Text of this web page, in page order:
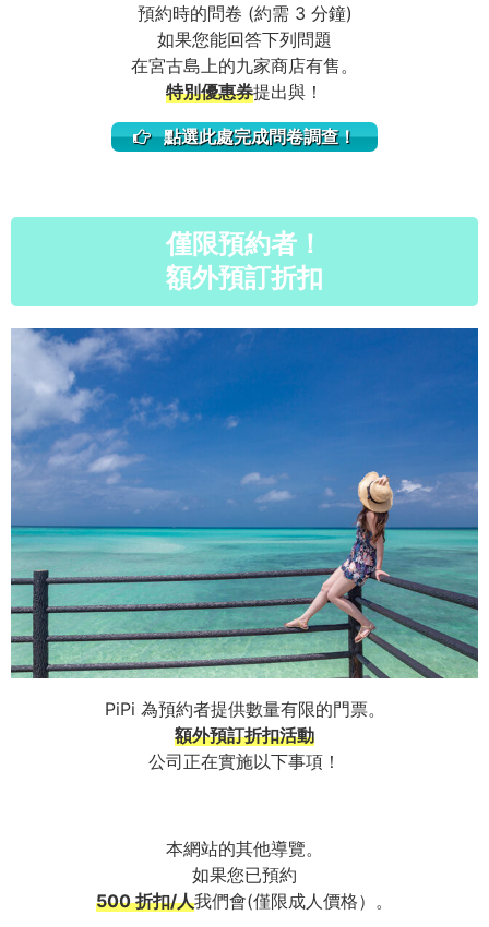
預約時的問卷 (約需 3 分鐘)
如果您能回答下列問題
在宮古島上的九家商店有售。
特別優惠券提出與！
點選此處完成問卷調查！
僅限預約者！
額外預訂折扣
PiPi 為預約者提供數量有限的門票。
額外預訂折扣活動
公司正在實施以下事項！
本網站的其他導覽。
如果您已預約
500 折扣/人我們會(僅限成人價格）。